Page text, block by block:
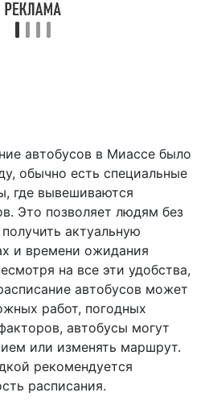
автобусов в Миассе было
обычно есть специальные
где вывешиваются
Это позволяет людям без
актуальную
и времени ожидания
на все эти удобства,
автобусов может
работ, погодных
автобусы могут
или изменять маршрут.
рекомендуется
расписания.